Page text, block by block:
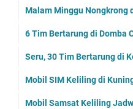
Malam Minggu Nongkrong
6 Tim Bertarung di Domba
Seru, 30 Tim Bertarung di
Mobil SIM Keliling di
Mobil Samsat Keliling